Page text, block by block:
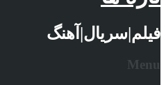
فیلم|سریال|آهنگ
Menu